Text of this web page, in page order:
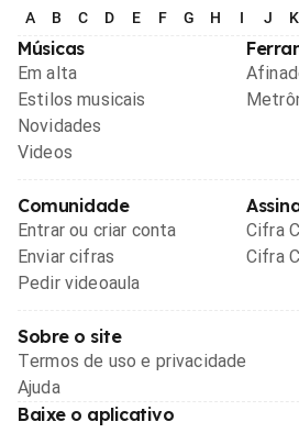
A B C D E F G H I J K
Músicas
Em alta
Estilos musicais
Novidades
Videos
Comunidade
Entrar ou criar conta
Enviar cifras
Pedir videoaula
Cifra
Cifra
Sobre o site
Termos de uso e privacidade
Ajuda
Baixe o aplicativo